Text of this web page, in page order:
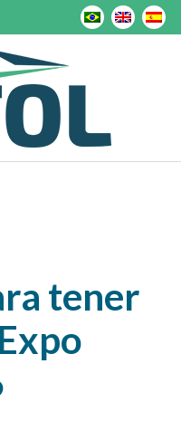
tener